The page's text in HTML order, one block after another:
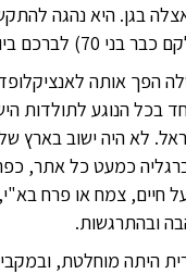
בגן. היא נהגה
ביום הולדתם.
הפך אותה
בכל הנוגע לתולדות
לא היה ישוב בארץ
כמעט כל אתר,
חיים, צמח או פרח
ובהתרגשות.
היתה מוחלטת,